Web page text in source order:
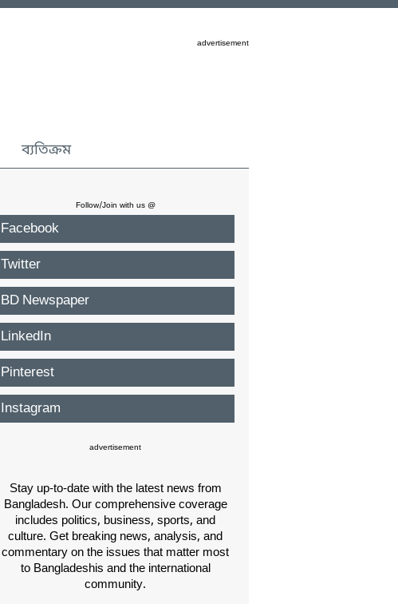
advertisement
ব্যতিক্রম
Follow/Join with us @
Facebook
Twitter
BD Newspaper
LinkedIn
Pinterest
Instagram
advertisement
Stay up-to-date with the latest news from
Bangladesh. Our comprehensive coverage
includes politics, business, sports, and
culture. Get breaking news, analysis, and
commentary on the issues that matter most
to Bangladeshis and the international
community.